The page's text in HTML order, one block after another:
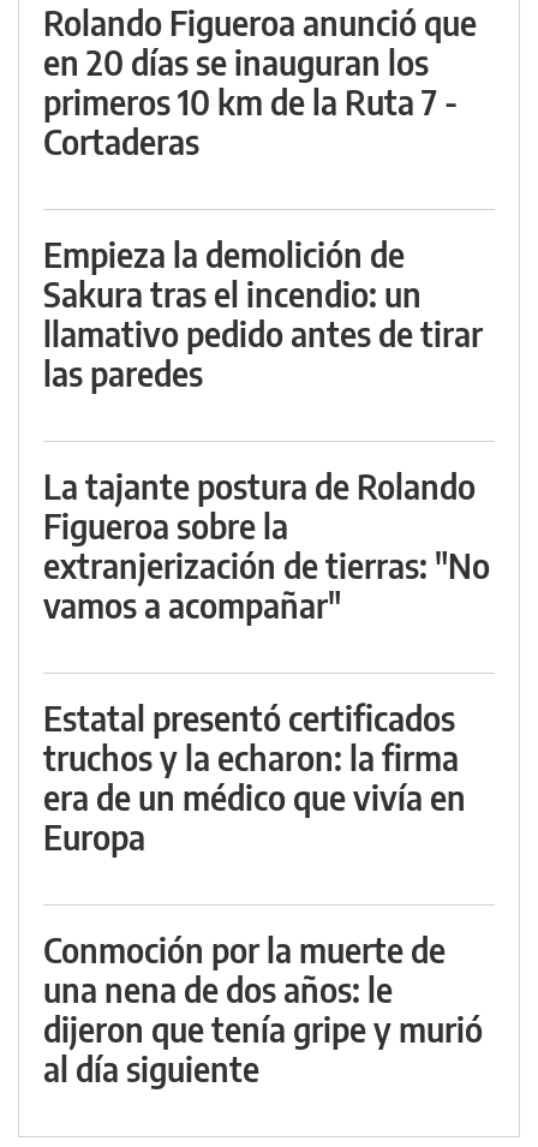
Rolando Figueroa anunció que
en 20 días se inauguran los
primeros 10 km de la Ruta 7 -
Cortaderas
Empieza la demolición de
Sakura tras el incendio: un
llamativo pedido antes de tirar
las paredes
La tajante postura de Rolando
Figueroa sobre la
extranjerización de tierras: "No
vamos a acompañar"
Estatal presentó certificados
truchos y la echaron: la firma
era de un médico que vivía en
Europa
Conmoción por la muerte de
una nena de dos años: le
dijeron que tenía gripe y murió
al día siguiente